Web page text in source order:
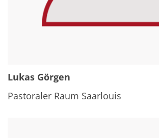
Lukas Görgen
Pastoraler Raum Saarlouis